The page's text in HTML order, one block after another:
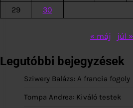
29
30
« máj júl »
Legutóbbi bejegyzések
Sziwery Balázs: A francia fogoly
Tompa Andrea: Kiváló testek